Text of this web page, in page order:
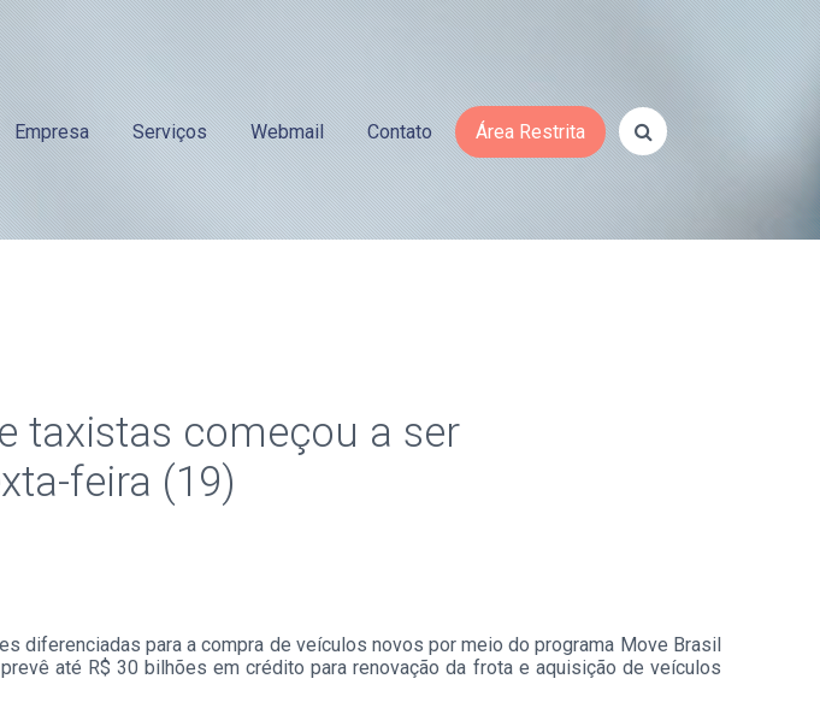
Empresa Serviços Webmail Contato Área Restrita
taxistas começou a ser
feira (19)
para a compra de veículos novos por meio do programa Move Brasil
até R$ 30 bilhões em crédito para renovação da frota e aquisição de veículos